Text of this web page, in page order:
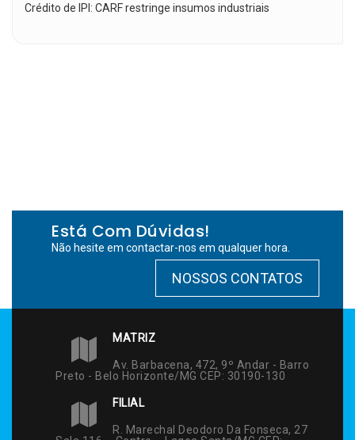
Crédito de IPI: CARF restringe insumos industriais
Está Com Dúvidas!
Não hesite em contactar-nos em qualquer hora.
NOSSOS CONTATOS
MATRIZ
Av. Barbacena, 472, 9º Andar - Barro
Preto - Belo Horizonte/MG CEP: 30190-130
FILIAL
R. Marechal Deodoro Da Fonseca, 27